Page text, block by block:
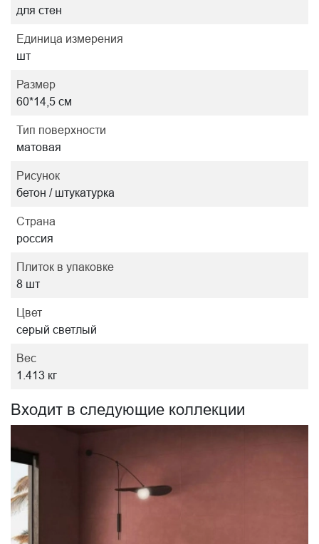
для стен
Единица измерения
шт
Размер
60*14,5 см
Тип поверхности
матовая
Рисунок
бетон / штукатурка
Страна
россия
Плиток в упаковке
8 шт
Цвет
серый светлый
Вес
1.413 кг
Входит в следующие коллекции